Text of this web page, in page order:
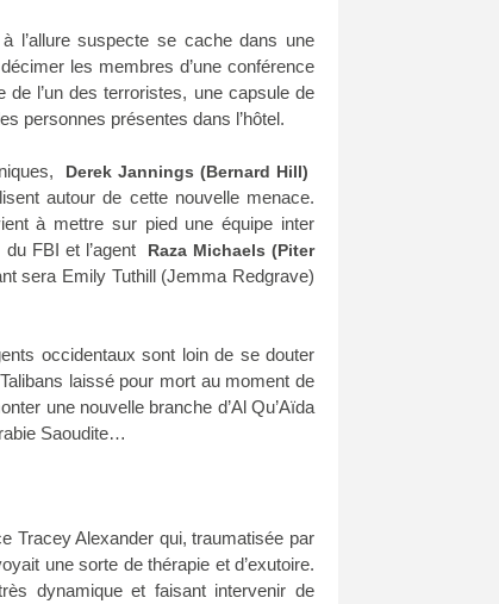
l’allure suspecte se cache dans une
les membres d’une conférence
l’un des terroristes, une capsule de
personnes présentes dans l’hôtel.
Derek Jannings (Bernard Hill)
autour de cette nouvelle menace.
à mettre sur pied une équipe inter
du FBI et l’agent
Raza Michaels (Piter
sera Emily Tuthill (Jemma Redgrave)
occidentaux sont loin de se douter
laissé pour mort au moment de
une nouvelle branche d’Al Qu’Aïda
Saoudite…
Tracey Alexander qui, traumatisée par
une sorte de thérapie et d’exutoire.
dynamique et faisant intervenir de